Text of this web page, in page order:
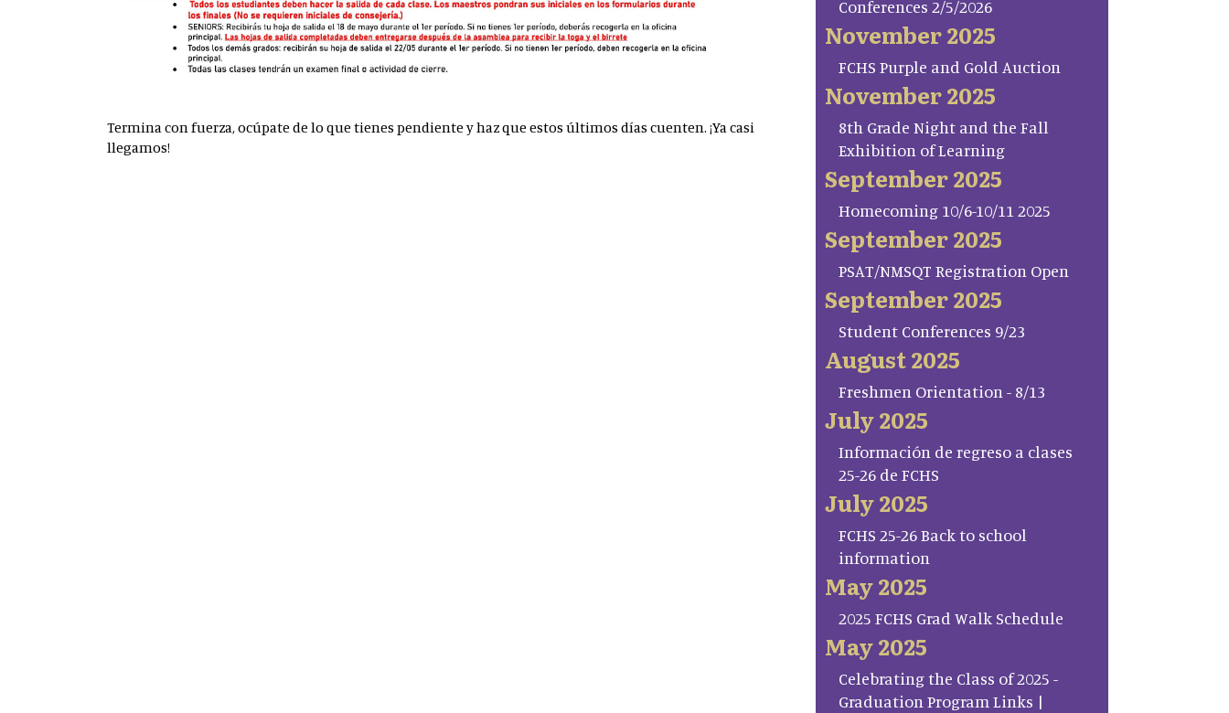
Termina con fuerza, ocúpate de lo que tienes pendiente y haz que estos últimos días cuenten. ¡Ya casi
llegamos!
Conferences 2/5/2026
November 2025
FCHS Purple and Gold Auction
November 2025
8th Grade Night and the Fall
Exhibition of Learning
September 2025
Homecoming 10/6-10/11 2025
September 2025
PSAT/NMSQT Registration Open
September 2025
Student Conferences 9/23
August 2025
Freshmen Orientation - 8/13
July 2025
Información de regreso a clases
25-26 de FCHS
July 2025
FCHS 25-26 Back to school
information
May 2025
2025 FCHS Grad Walk Schedule
May 2025
Celebrating the Class of 2025 -
Graduation Program Links |